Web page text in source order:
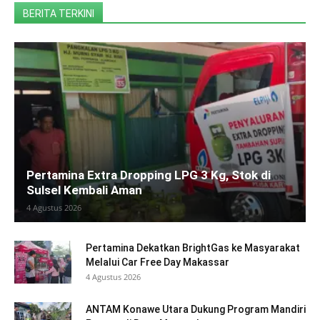
BERITA TERKINI
Pertamina Extra Dropping LPG 3 Kg, Stok di
Sulsel Kembali Aman
4 Agustus 2026
Pertamina Dekatkan BrightGas ke Masyarakat
Melalui Car Free Day Makassar
4 Agustus 2026
ANTAM Konawe Utara Dukung Program Mandiri